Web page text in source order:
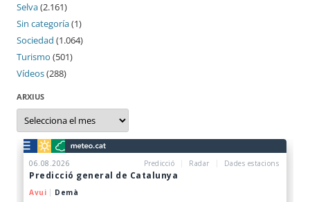
Selva(2.161)
Sin categoría(1)
Sociedad (1.064)
Turismo (501)
Vídeos(288)
ARXIUS
Arxius